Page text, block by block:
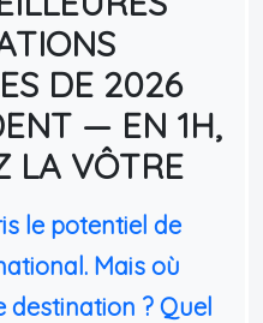
DE 2026
— EN 1H,
LA VÔTRE
le potentiel de
Mais où
destination ? Quel